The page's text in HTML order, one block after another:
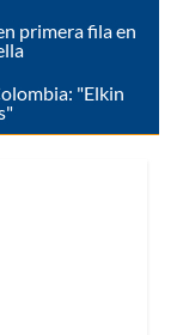
primera fila en
"Elkin